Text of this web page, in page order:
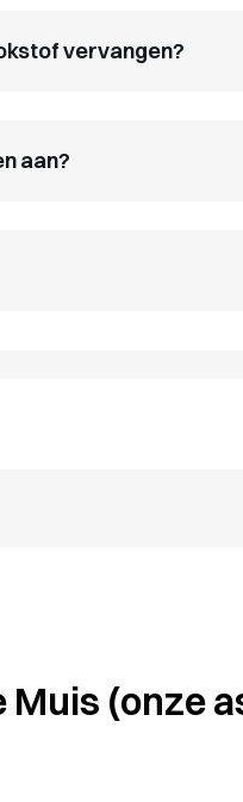
vervangen?
aan?
Muis (onze